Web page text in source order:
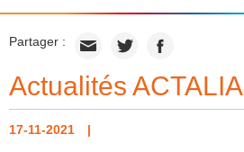
Partager :
Actualités ACTALIA
17-11-2021